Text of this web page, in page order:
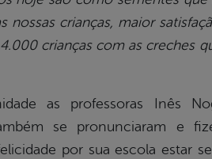
nossas crianças, maior
crianças com as creches
as professoras Inês
se pronunciaram e
por sua escola estar